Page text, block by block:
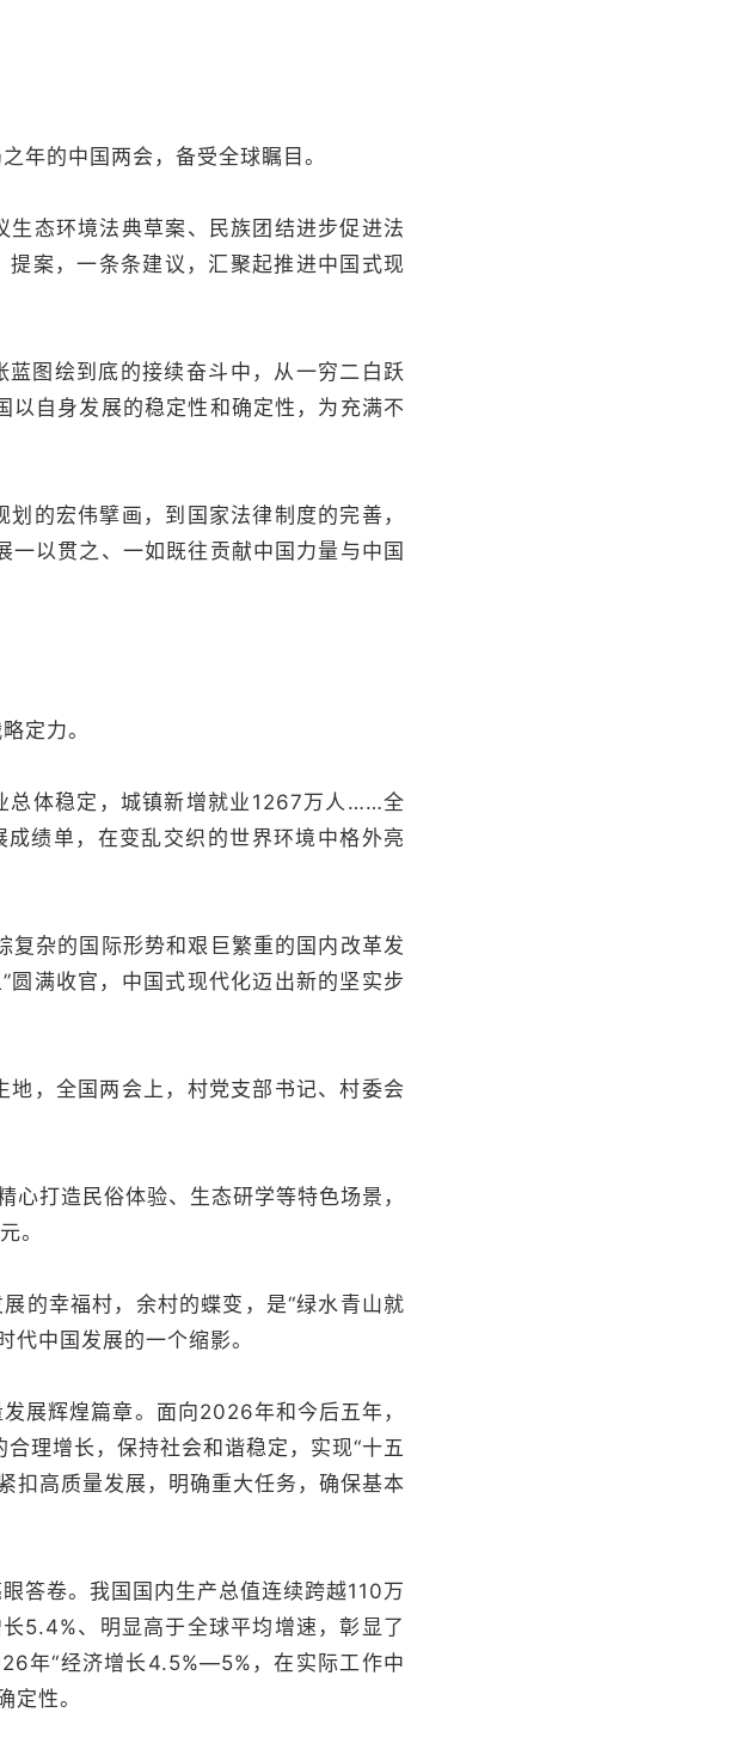
的中国两会，备受全球瞩目。
态环境法典草案、民族团结进步促进法
案，一条条建议，汇聚起推进中国式现
图绘到底的接续奋斗中，从一穷二白跃
自身发展的稳定性和确定性，为充满不
的宏伟擘画，到国家法律制度的完善，
以贯之、一如既往贡献中国力量与中国
定力。
体稳定，城镇新增就业1267万人……全
绩单，在变乱交织的世界环境中格外亮
杂的国际形势和艰巨繁重的国内改革发
圆满收官，中国式现代化迈出新的坚实步
，全国两会上，村党支部书记、村委会
打造民俗体验、生态研学等特色场景，
。
的幸福村，余村的蝶变，是“绿水青山就
代中国发展的一个缩影。
展辉煌篇章。面向2026年和今后五年，
理增长，保持社会和谐稳定，实现“十五
扣高质量发展，明确重大任务，确保基本
答卷。我国国内生产总值连续跨越110万
5.4%、明显高于全球平均增速，彰显了
年“经济增长4.5%—5%，在实际工作中
定性。